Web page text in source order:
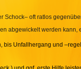
oft ratlos
abgewickelt werden
bis Unfallhergang und